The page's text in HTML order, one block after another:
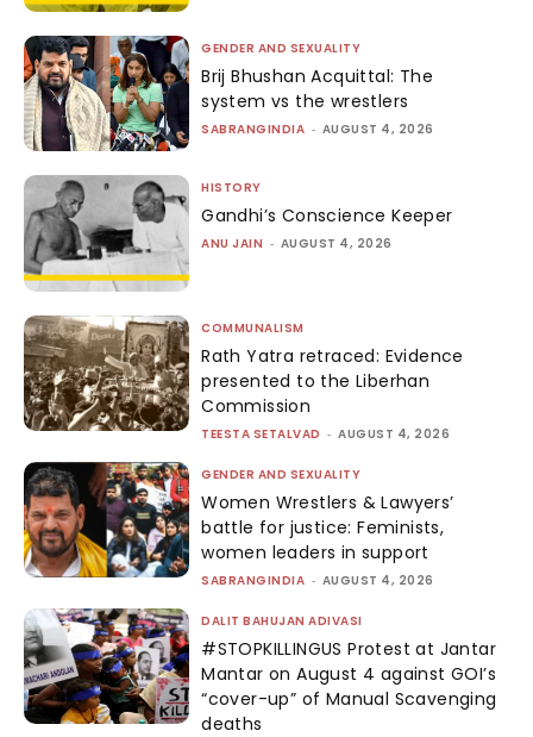
GENDER AND SEXUALITY
Brij Bhushan Acquittal: The
system vs the wrestlers
SABRANGINDIA - AUGUST 4, 2026
HISTORY
Gandhi’s Conscience Keeper
ANU JAIN - AUGUST 4, 2026
COMMUNALISM
Rath Yatra retraced: Evidence
presented to the Liberhan
Commission
TEESTA SETALVAD - AUGUST 4, 2026
GENDER AND SEXUALITY
Women Wrestlers & Lawyers’
battle for justice: Feminists,
women leaders in support
SABRANGINDIA - AUGUST 4, 2026
DALIT BAHUJAN ADIVASI
#STOPKILLINGUS Protest at Jantar
Mantar on August 4 against GOI’s
“cover-up” of Manual Scavenging
deaths